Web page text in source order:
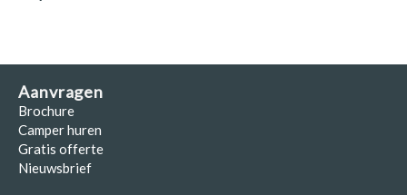
Aanvragen
Brochure
Camper huren
Gratis offerte
Nieuwsbrief